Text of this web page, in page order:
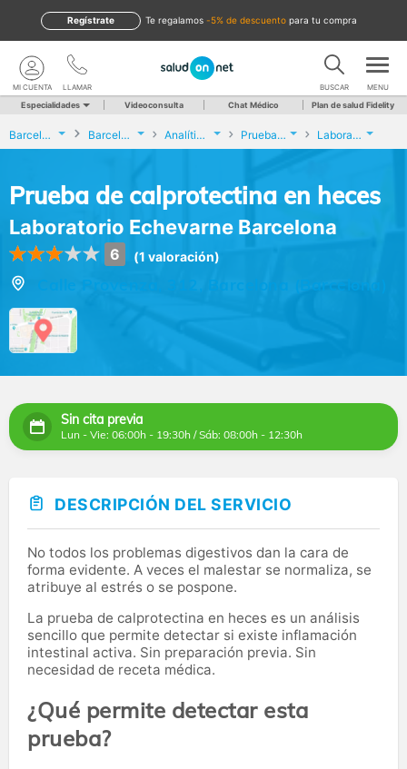
te regalamos -5% de descuento para tu compra
Regístrate
LLAMAR
MI CUENTA BUSCAR MENU
Especialidades Videoconsulta Chat Médico Plan de salud Fidelity
Barcelona Barcelona Analíticas y Genética Prueba de calprotectina en heces Laboratorio Echevarne Barcelona
Prueba de calprotectina en heces
Laboratorio Echevarne Barcelona
6 (1 valoración)
Calle Provenza, 312, Barcelona (Barcelona)
Sin cita previa
Lun - Vie: 06:00h - 19:30h / Sáb: 08:00h - 12:30h
DESCRIPCIÓN DEL SERVICIO
No todos los problemas digestivos dan la cara de
forma evidente. A veces el malestar se normaliza, se
atribuye al estrés o se pospone.
La prueba de calprotectina en heces es un análisis
sencillo que permite detectar si existe inflamación
intestinal activa. Sin preparación previa. Sin
necesidad de receta médica.
¿Qué permite detectar esta
prueba?